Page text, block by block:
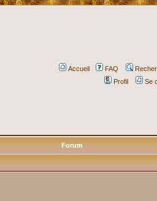
Accueil FAQ
Profil
Se
Forum